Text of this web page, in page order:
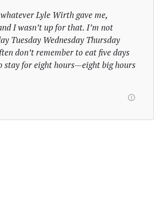
Lyle Wirth gave me,
I wasn’t up for that. I’m not
Tuesday Wednesday Thursday
don’t remember to eat five days
stay for eight hours—eight big hours